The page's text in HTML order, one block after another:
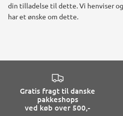
din tilladelse til dette. Vi henviser
har et ønske om dette.
Gratis fragt til danske
pakkeshops
ved køb over 500,-